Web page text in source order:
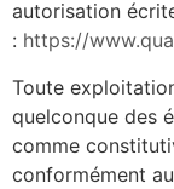
autorisation
: https://
Toute
quelconque des
comme
conformément